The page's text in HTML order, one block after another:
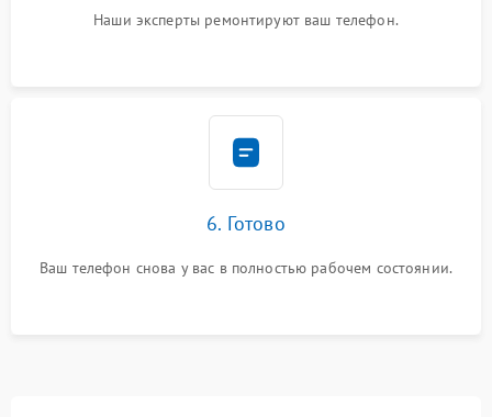
Наши эксперты ремонтируют ваш телефон.
6. Готово
Ваш телефон снова у вас в полностью рабочем состоянии.